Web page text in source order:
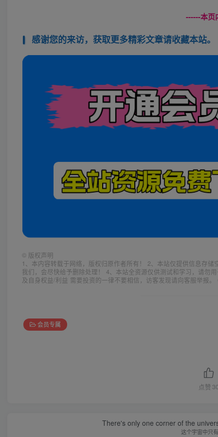
------本页
感谢您的来访，获取更多精彩文章请收藏本站。
© 版权声明
1、本内容转载于网络，版权归原作者所有！ 2、本站仅提供信息存
我们，会尽快给予删除处理！ 4、本站全资源仅供测试和学习，请勿
及自身权益/利益 需要投资的一律不要相信，访客发现请向客服举报
会员专属
点赞
There's only one corner of the
这个宇宙中只